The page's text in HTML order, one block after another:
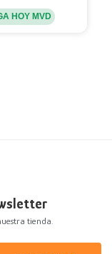
HOY MVD
tienda.